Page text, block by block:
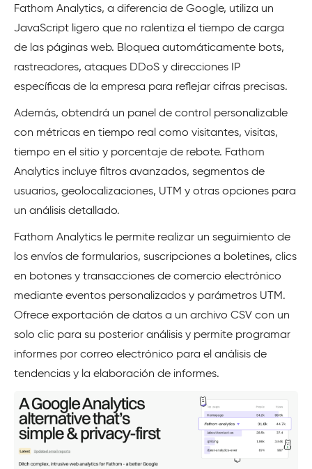
Fathom Analytics, a diferencia de Google, utiliza un
JavaScript ligero que no ralentiza el tiempo de carga
de las páginas web. Bloquea automáticamente bots,
rastreadores, ataques DDoS y direcciones IP
específicas de la empresa para reflejar cifras precisas.
Además, obtendrá un panel de control personalizable
con métricas en tiempo real como visitantes, visitas,
tiempo en el sitio y porcentaje de rebote. Fathom
Analytics incluye filtros avanzados, segmentos de
usuarios, geolocalizaciones, UTM y otras opciones para
un análisis detallado.
Fathom Analytics le permite realizar un seguimiento de
los envíos de formularios, suscripciones a boletines, clics
en botones y transacciones de comercio electrónico
mediante eventos personalizados y parámetros UTM.
Ofrece exportación de datos a un archivo CSV con un
solo clic para su posterior análisis y permite programar
informes por correo electrónico para el análisis de
tendencias y la elaboración de informes.